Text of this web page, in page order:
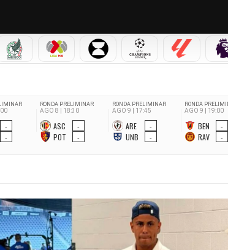
SELECCIÓN MEXICANA
LIGA MX LEAGUES CUPCHAMPIONS LEAGUE
LALIGA